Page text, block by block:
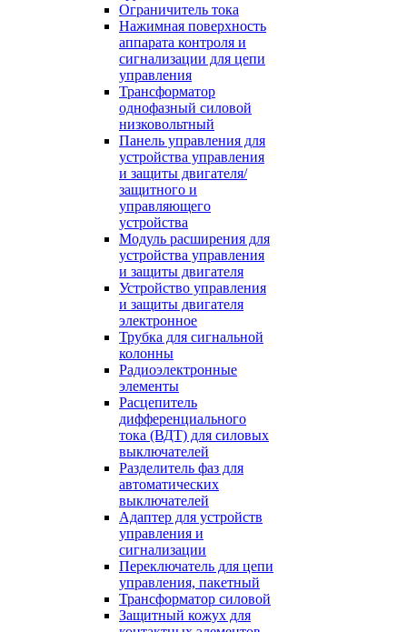
Ограничитель тока
Нажимная поверхность
аппарата контроля и
сигнализации для цепи
управления
Трансформатор
однофазный силовой
низковольтный
Панель управления для
устройства управления
и защиты двигателя/
защитного и
управляющего
устройства
Модуль расширения для
устройства управления
и защиты двигателя
Устройство управления
и защиты двигателя
электронное
Трубка для сигнальной
колонны
Радиоэлектронные
элементы
Расцепитель
дифференциального
тока (ВДТ) для силовых
выключателей
Разделитель фаз для
автоматических
выключателей
Адаптер для устройств
управления и
сигнализации
Переключатель для цепи
управления, пакетный
Трансформатор силовой
Защитный кожух для